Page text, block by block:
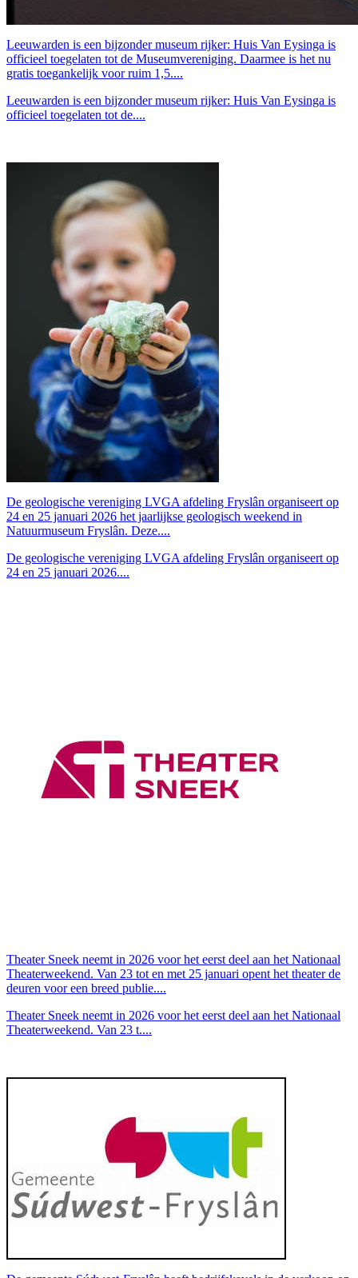
Leeuwarden is een bijzonder museum rijker: Huis Van Eysinga is
officieel toegelaten tot de Museumvereniging. Daarmee is het nu
gratis toegankelijk voor ruim 1,5....
Leeuwarden is een bijzonder museum rijker: Huis Van Eysinga is
officieel toegelaten tot de....
De geologische vereniging LVGA afdeling Fryslân organiseert op
24 en 25 januari 2026 het jaarlijkse geologisch weekend in
Natuurmuseum Fryslân. Deze....
De geologische vereniging LVGA afdeling Fryslân organiseert op
24 en 25 januari 2026....
Theater Sneek neemt in 2026 voor het eerst deel aan het Nationaal
Theaterweekend. Van 23 tot en met 25 januari opent het theater de
deuren voor een breed publie....
Theater Sneek neemt in 2026 voor het eerst deel aan het Nationaal
Theaterweekend. Van 23 t....